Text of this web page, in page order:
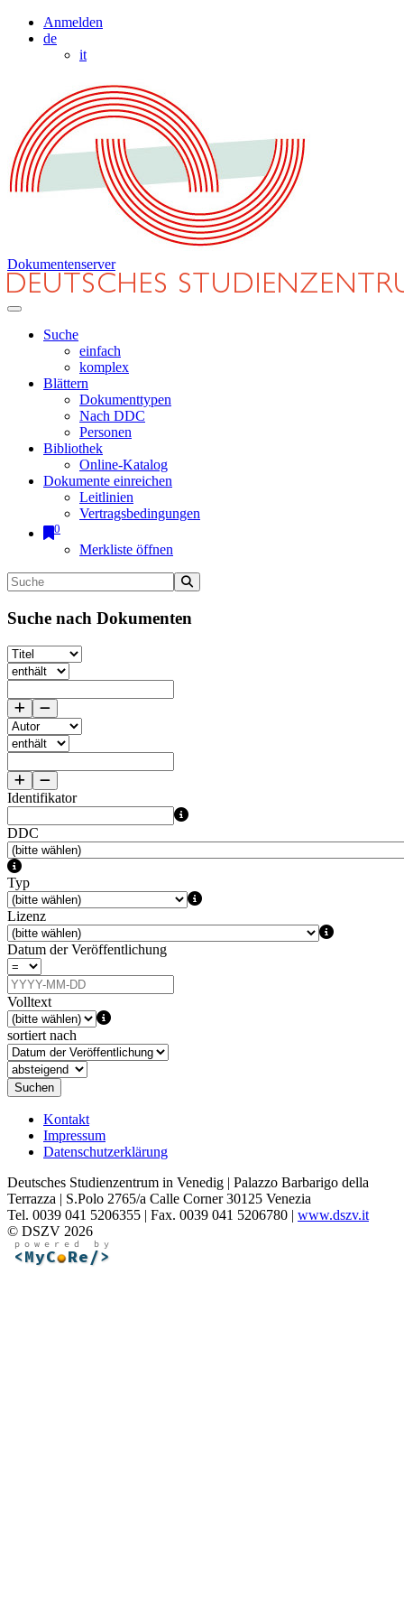
Anmelden
de
it
Dokumentenserver
Suche
einfach
komplex
Blättern
Dokumenttypen
Nach DDC
Personen
Bibliothek
Online-Katalog
Dokumente einreichen
Leitlinien
Vertragsbedingungen
0
Merkliste öffnen
Suche nach Dokumenten
Identifikator
DDC
Typ
Lizenz
Datum der Veröffentlichung
Volltext
sortiert nach
Suchen
Kontakt
Impressum
Datenschutzerklärung
Deutsches Studienzentrum in Venedig | Palazzo Barbarigo della
Terrazza | S.Polo 2765/a Calle Corner 30125 Venezia
Tel. 0039 041 5206355 | Fax. 0039 041 5206780 | www.dszv.it
© DSZV 2026